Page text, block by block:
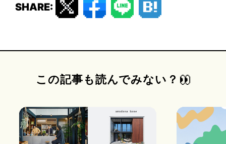
SHARE:
この記事も読んでみない？